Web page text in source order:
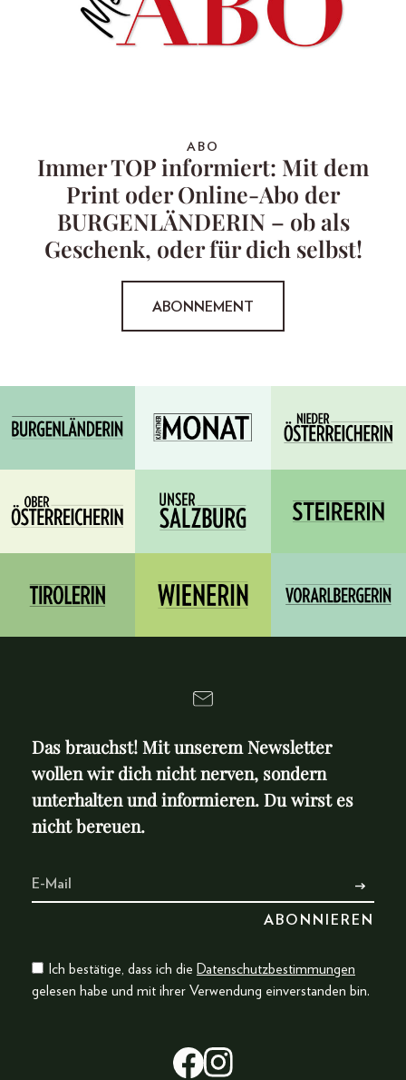
ABO
Immer TOP informiert: Mit dem
Print oder Online-Abo der
BURGENLÄNDERIN – ob als
Geschenk, oder für dich selbst!
ABONNEMENT
Das brauchst! Mit unserem Newsletter
wollen wir dich nicht nerven, sondern
unterhalten und informieren. Du wirst es
nicht bereuen.
Ich bestätige, dass ich die Datenschutzbestimmungen
gelesen habe und mit ihrer Verwendung einverstanden bin.